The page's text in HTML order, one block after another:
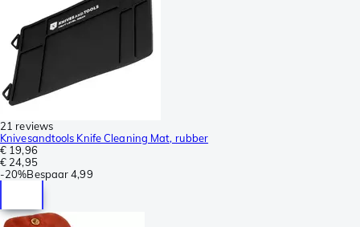
21 reviews
Knivesandtools Knife Cleaning Mat, rubber
€ 19,96
€ 24,95
-20%Bespaar 4,99